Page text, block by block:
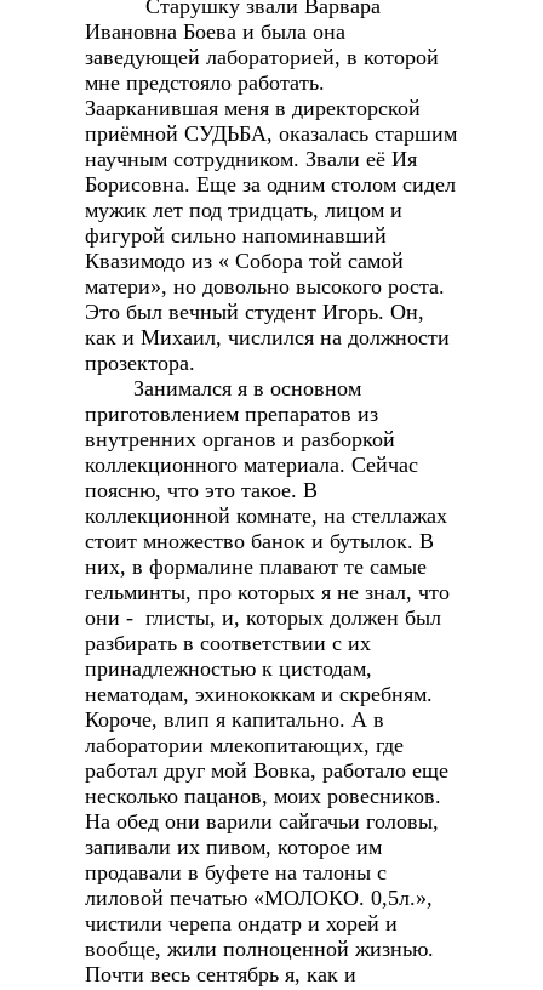
Старушку звали Варвара
Ивановна Боева и была она
заведующей лабораторией, в которой
мне предстояло работать.
Заарканившая меня в директорской
приёмной СУДЬБА, оказалась старшим
научным сотрудником. Звали её Ия
Борисовна. Еще за одним столом сидел
мужик лет под тридцать, лицом и
фигурой сильно напоминавший
Квазимодо из « Собора той самой
матери», но довольно высокого роста.
Это был вечный студент Игорь. Он,
как и Михаил, числился на должности
прозектора.
Занимался я в основном
приготовлением препаратов из
внутренних органов и разборкой
коллекционного материала. Сейчас
поясню, что это такое. В
коллекционной комнате, на стеллажах
стоит множество банок и бутылок. В
них, в формалине плавают те самые
гельминты, про которых я не знал, что
они - глисты, и, которых должен был
разбирать в соответствии с их
принадлежностью к цистодам,
нематодам, эхинококкам и скребням.
Короче, влип я капитально. А в
лаборатории млекопитающих, где
работал друг мой Вовка, работало еще
несколько пацанов, моих ровесников.
На обед они варили сайгачьи головы,
запивали их пивом, которое им
продавали в буфете на талоны с
лиловой печатью «МОЛОКО. 0,5л.»,
чистили черепа ондатр и хорей и
вообще, жили полноценной жизнью.
Почти весь сентябрь я, как и